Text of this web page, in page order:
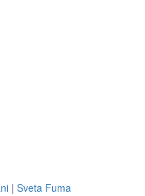
| Sveta Fuma